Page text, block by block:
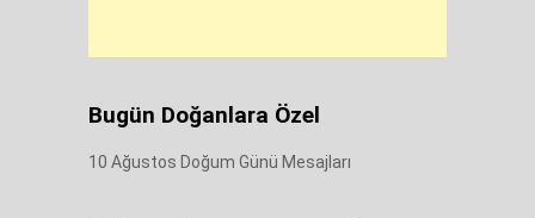
Bugün Doğanlara Özel
10 Ağustos Doğum Günü Mesajları